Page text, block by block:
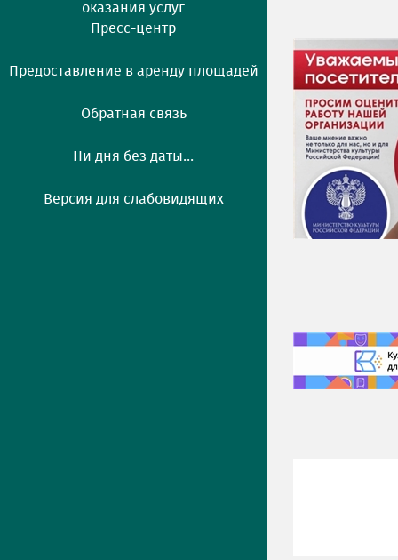
оказания услуг
Пресс-центр
Предоставление в аренду площадей
Обратная связь
Ни дня без даты...
Версия для слабовидящих